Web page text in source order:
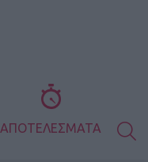
ΑΠΟΤΕΛΕΣΜΑΤΑ